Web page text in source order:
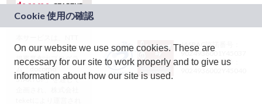
ドコモグループの新
規事業創出プログラ
ム「docomo
STARTUP」を通じて
JASRAC許諾番号：
9024936001Y45037
JASRAC許諾番号：
On our website we use some cookies. These are
necessary for our site to work properly and to give us
information about how our site is used.